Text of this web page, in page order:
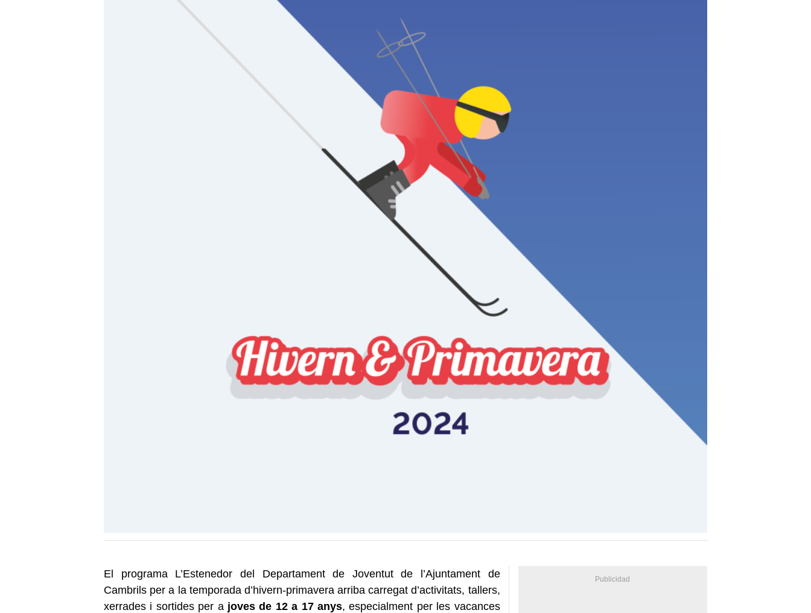
El programa L’Estenedor del Departament de Joventut de l’Ajuntament de
Cambrils per a la temporada d’hivern-primavera arriba carregat d’activitats, tallers,
xerrades i sortides per a joves de 12 a 17 anys, especialment per les vacances